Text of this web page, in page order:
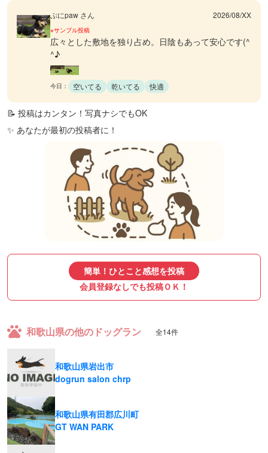
ぷにpaw さん 2026/08/XX
※サンプル投稿
広々とした敷地を独り占め。日陰もあって安心です(^
^♪
今日： 空いてる 乾いてる 快適
📝 投稿はカンタン！写真ナシでもOK
✨ あなたが最初の投稿者に！
簡単！ひとこと感想を投稿
会員登録なしでも投稿ＯＫ！
和歌山県の他のドッグラン 全14件
和歌山県岩出市
dogrun salon chrp
和歌山県有田郡広川町
GT WAN PARK